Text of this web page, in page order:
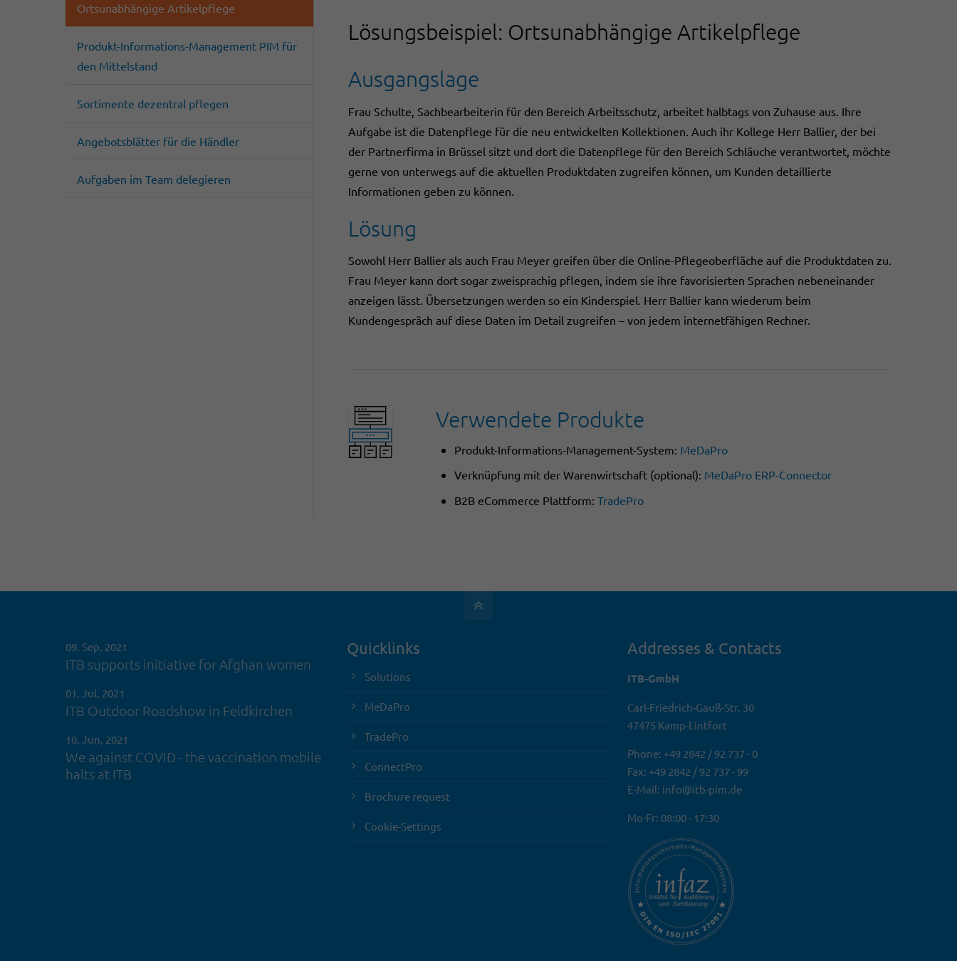
Ortsunabhängige Artikelpflege
Produkt-Informations-Management PIM für
den Mittelstand
Sortimente dezentral pflegen
Angebotsblätter für die Händler
Aufgaben im Team delegieren
Lösungsbeispiel: Ortsunabhängige Artikelpflege
Ausgangslage
Frau Schulte, Sachbearbeiterin für den Bereich Arbeitsschutz, arbeitet halbtags von Zuhause aus. Ihre
Aufgabe ist die Datenpflege für die neu entwickelten Kollektionen. Auch ihr Kollege Herr Ballier, der bei
der Partnerfirma in Brüssel sitzt und dort die Datenpflege für den Bereich Schläuche verantwortet, möchte
gerne von unterwegs auf die aktuellen Produktdaten zugreifen können, um Kunden detaillierte
Informationen geben zu können.
Lösung
Sowohl Herr Ballier als auch Frau Meyer greifen über die Online-Pflegeoberfläche auf die Produktdaten zu.
Frau Meyer kann dort sogar zweisprachig pflegen, indem sie ihre favorisierten Sprachen nebeneinander
anzeigen lässt. Übersetzungen werden so ein Kinderspiel. Herr Ballier kann wiederum beim
Kundengespräch auf diese Daten im Detail zugreifen – von jedem internetfähigen Rechner.
Verwendete Produkte
Produkt-Informations-Management-System: MeDaPro
Verknüpfung mit der Warenwirtschaft (optional): MeDaPro ERP-Connector
B2B eCommerce Plattform:TradePro
09. Sep, 2021
ITB supports initiative for Afghan women
01. Jul, 2021
ITB Outdoor Roadshow in Feldkirchen
10. Jun, 2021
We against COVID - the vaccination mobile
halts at ITB
Quicklinks
Solutions
MeDaPro
TradePro
ConnectPro
Brochure request
Cookie-Settings
Addresses & Contacts
ITB-GmbH
Carl-Friedrich-Gauß-Str. 30
47475 Kamp-Lintfort
Phone: +49 2842 / 92 737 - 0
Fax: +49 2842 / 92 737 - 99
E-Mail: info@itb-pim.de
Mo-Fr: 08:00 - 17:30